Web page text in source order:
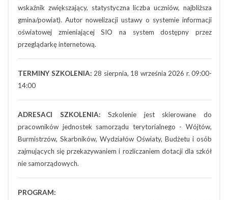
wskaźnik zwiększający, statystyczna liczba uczniów, najbliższa
gmina/powiat). Autor nowelizacji ustawy o systemie informacji
oświatowej zmieniającej SIO na system dostępny przez
przeglądarkę internetową.
TERMINY SZKOLENIA: 28 sierpnia, 18 września 2026 r. 09:00-
14:00
ADRESACI SZKOLENIA:Szkolenie jest skierowane do
pracowników jednostek samorządu terytorialnego - Wójtów,
Burmistrzów, Skarbników, Wydziałów Oświaty, Budżetu i osób
zajmujących się przekazywaniem i rozliczaniem dotacji dla szkół
nie samorządowych.
PROGRAM: